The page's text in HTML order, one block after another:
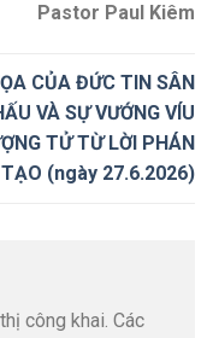
Pastor Paul Kiêm
CỦA ĐỨC TIN SÂN
VÀ SỰ VƯỚNG VÍU
TỬ TỪ LỜI PHÁN
(ngày 27.6.2026)
công khai. Các